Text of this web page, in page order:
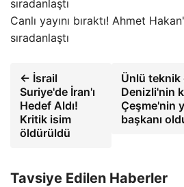
Canlı yayını bıraktı! Ahmet
sıradanlaştı
← İsrail
Suriye'de İran'ı
Hedef Aldı!
Kritik isim
öldürüldü
Ünlü
Denizli'nin
Çeşme'nin
başkanı
Tavsiye Edilen Haberler